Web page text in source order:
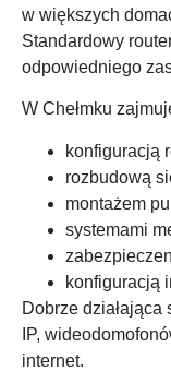
w większych
Standardowy
odpowiedniego
W Chełmku
konfiguracją
rozbudową
montażem
systemami
konfiguracją
Dobrze
IP,
internet.